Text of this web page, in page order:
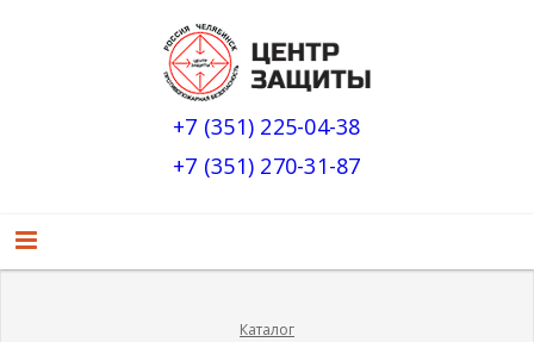
+7 (351) 225-04-38
+7 (351) 270-31-87
Каталог